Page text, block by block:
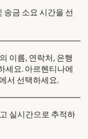
송금 소요 시간을 선
이름, 연락처, 은행
세요. 아르헨티나에
서 선택하세요.
실시간으로 추적하